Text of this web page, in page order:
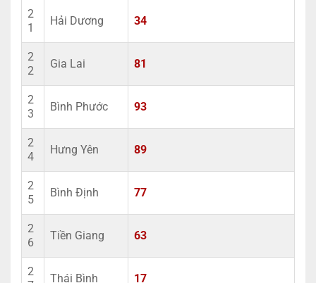
2
1
Hải Dương 34
2
2
Gia Lai 81
2
3
Bình Phước 93
2
4
Hưng Yên 89
2
5
Bình Định 77
2
6
Tiền Giang 63
2
Thái Bình 17